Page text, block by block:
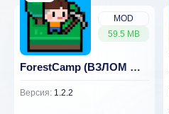
MOD
59.5 MB
ForestCamp (ВЗЛОМ Мод Меню)
Версия: 1.2.2